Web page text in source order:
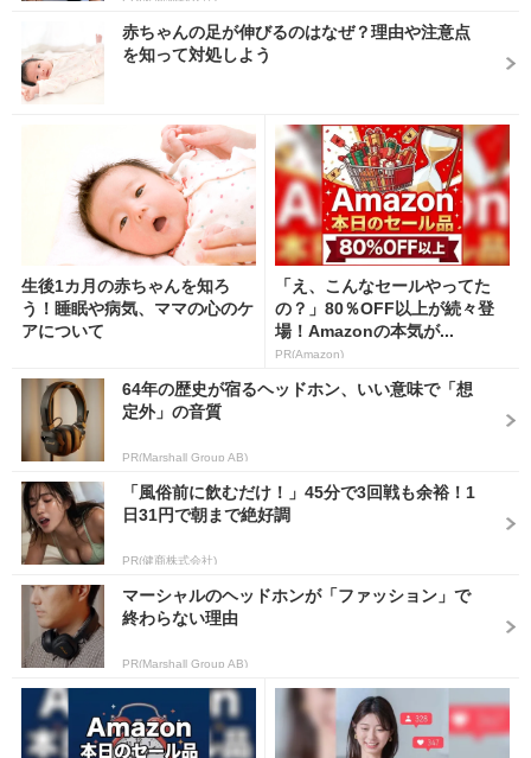
赤ちゃんの足が伸びるのはなぜ？理由や注意点
を知って対処しよう
生後1カ月の赤ちゃんを知ろ
う！睡眠や病気、ママの心のケ
アについて
「え、こんなセールやってた
の？」80％OFF以上が続々登
場！Amazonの本気が...
PR(Amazon)
64年の歴史が宿るヘッドホン、いい意味で「想
定外」の音質
PR(Marshall Group AB)
「風俗前に飲むだけ！」45分で3回戦も余裕！1
日31円で朝まで絶好調
PR(健商株式会社)
マーシャルのヘッドホンが「ファッション」で
終わらない理由
PR(Marshall Group AB)